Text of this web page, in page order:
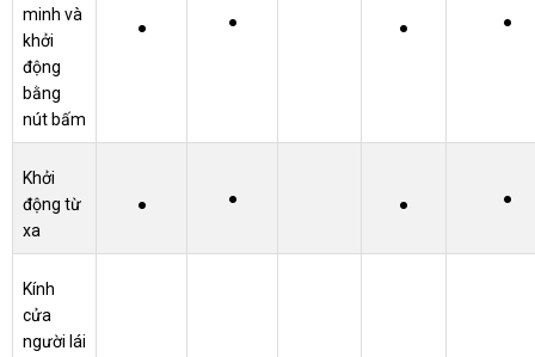
minh và
khởi
động
bằng
nút bấm
● ● ● ●
Khởi
động từ
xa
● ● ● ●
Kính
cửa
người lái